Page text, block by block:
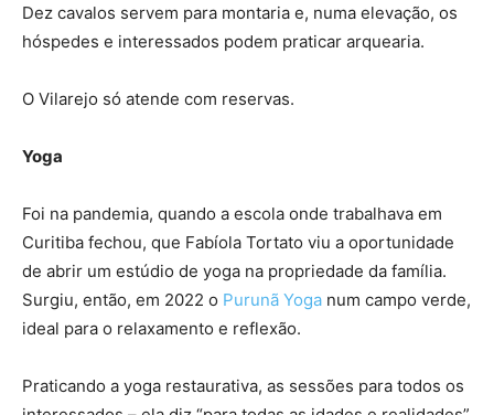
Dez cavalos servem para montaria e, numa elevação, os
hóspedes e interessados podem praticar arquearia.
O Vilarejo só atende com reservas.
Yoga
Foi na pandemia, quando a escola onde trabalhava em
Curitiba fechou, que Fabíola Tortato viu a oportunidade
de abrir um estúdio de yoga na propriedade da família.
Surgiu, então, em 2022 o Purunã Yoga num campo verde,
ideal para o relaxamento e reflexão.
Praticando a yoga restaurativa, as sessões para todos os